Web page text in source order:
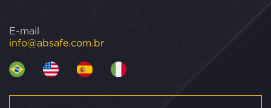
E-mail
info@absafe.com.br